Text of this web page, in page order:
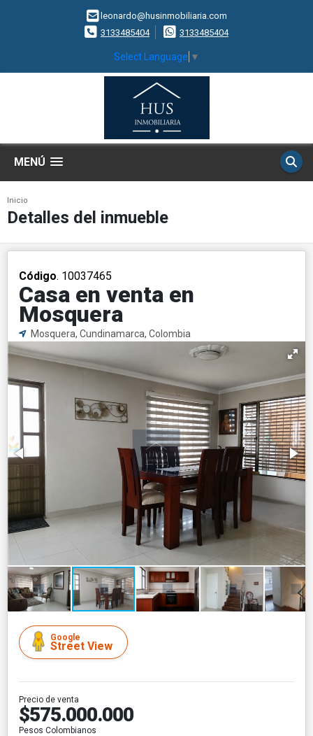
leonardo@husinmobiliaria.com
3133485404
3133485404
Select Language ▼
MENÚ
Inicio
Detalles del inmueble
Código. 10037465
Casa en venta en
Mosquera
Mosquera, Cundinamarca, Colombia
Google
Street View
Precio de venta
$575.000.000
Pesos Colombianos